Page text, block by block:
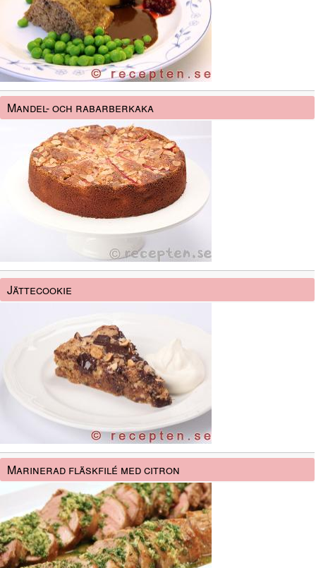
Mandel- och rabarberkaka
Jättecookie
Marinerad fläskfilé med citron